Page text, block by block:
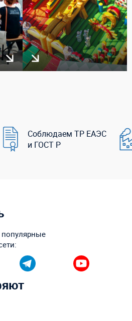
Соблюдаем ТР ЕАЭС
и ГОСТ Р
популярные